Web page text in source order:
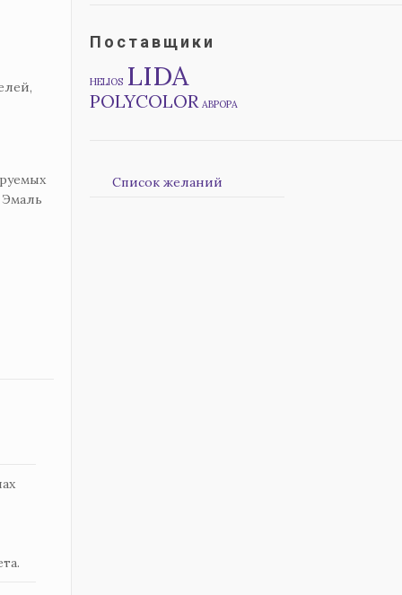
Поставщики
HELIOS LIDA
POLYCOLOR АВРОРА
Список желаний